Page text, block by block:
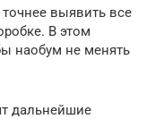
выявить все
В этом
наобум не менять
дальнейшие